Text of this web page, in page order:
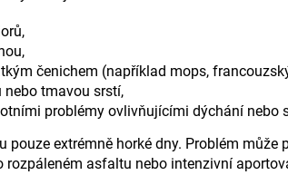
čenichem (například mops,
nebo tmavou srstí,
problémy ovlivňujícími dýchání nebo
pouze extrémně horké dny. Problém
rozpáleném asfaltu nebo intenzivní